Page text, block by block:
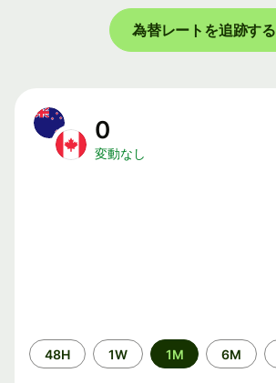
為替レートを追跡する
0
変動なし
期
間
48H 1W 1M 6M